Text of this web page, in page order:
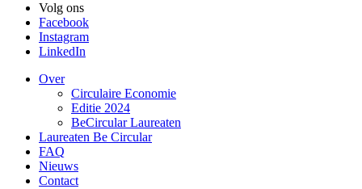
Volg ons
Facebook
Instagram
LinkedIn
Over
Circulaire Economie
Editie 2024
BeCircular Laureaten
Laureaten Be Circular
FAQ
Nieuws
Contact